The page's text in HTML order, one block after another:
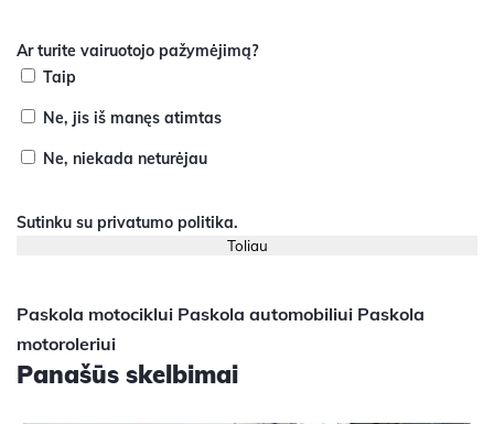
Ar turite vairuotojo pažymėjimą?
Taip
Ne, jis iš manęs atimtas
Ne, niekada neturėjau
Sutinku su privatumo politika.
Paskola motociklui Paskola automobiliui Paskola
motoroleriui
Panašūs skelbimai